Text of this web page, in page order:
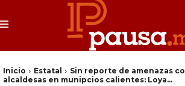
Inicio Estatal
Sin reporte de amenazas
alcaldesas en munipcios calientes: Loya...